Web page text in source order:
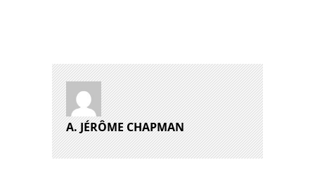
A. JÉRÔME CHAPMAN